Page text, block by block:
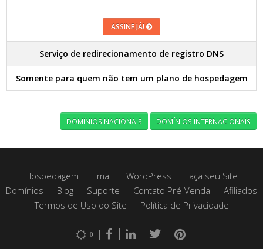
ASSINE JÁ!
Serviço de redirecionamento de registro DNS
Somente para quem não tem um plano de hospedagem
DOMÍNIOS NACIONAIS DOMÍNIOS INTERNACIONAIS
Hospedagem Email WordPress
Faça seu Site
Domínios
Blog Suporte Contato Pré-Venda
Afiliados
Termos de Uso do Site
Política de Privacidade
0